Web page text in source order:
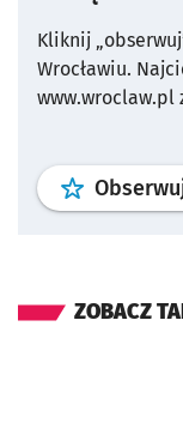
Kliknij
Wrocławiu.
www.wroclaw.pl
ZOBACZ